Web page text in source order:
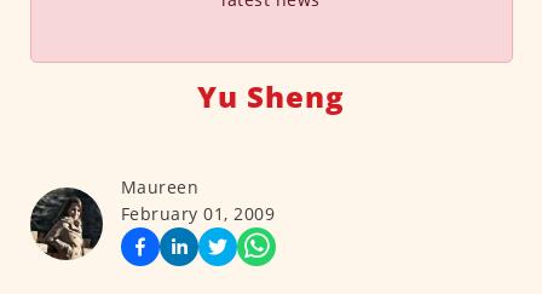
Yu Sheng
Maureen
February 01, 2009